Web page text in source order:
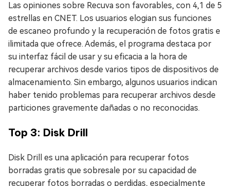
Las opiniones sobre Recuva son favorables, con 4,1 de 5
estrellas en CNET. Los usuarios elogian sus funciones
de escaneo profundo y la recuperación de fotos gratis e
ilimitada que ofrece. Además, el programa destaca por
su interfaz fácil de usar y su eficacia a la hora de
recuperar archivos desde varios tipos de dispositivos de
almacenamiento. Sin embargo, algunos usuarios indican
haber tenido problemas para recuperar archivos desde
particiones gravemente dañadas o no reconocidas.
Top 3: Disk Drill
Disk Drill es una aplicación para recuperar fotos
borradas gratis que sobresale por su capacidad de
recuperar fotos borradas o perdidas, especialmente